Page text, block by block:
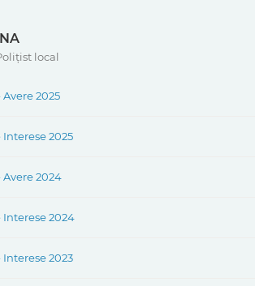
local
2025
2025
2024
2024
2023